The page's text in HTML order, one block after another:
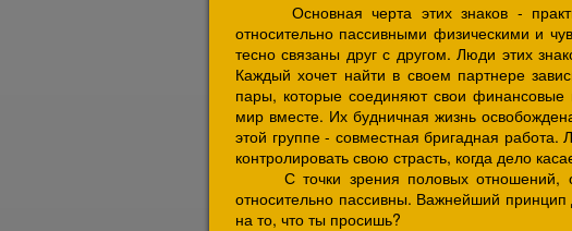
Основная черта этих знаков -
относительно пассивными физическими и
тесно связаны друг с другом. Люди этих
Каждый хочет найти в своем партнере
пары, которые соединяют свои финансовые
мир вместе. Их будничная жизнь
этой группе - совместная бригадная
контролировать свою страсть, когда дело
С точки зрения половых отношений,
относительно пассивны. Важнейший
на то, что ты просишь?